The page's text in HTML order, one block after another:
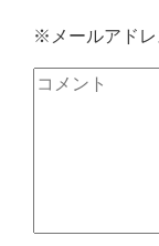
※メールアドレ